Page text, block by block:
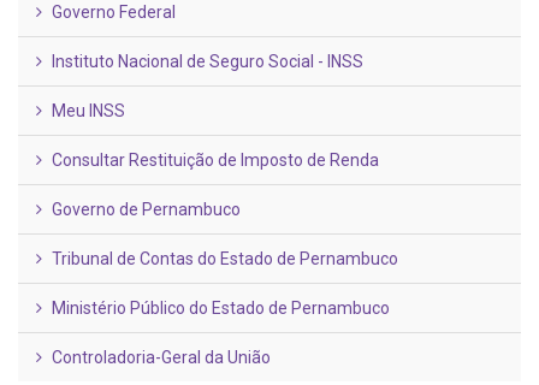
Governo Federal
Instituto Nacional de Seguro Social - INSS
Meu INSS
Consultar Restituição de Imposto de Renda
Governo de Pernambuco
Tribunal de Contas do Estado de Pernambuco
Ministério Público do Estado de Pernambuco
Controladoria-Geral da União